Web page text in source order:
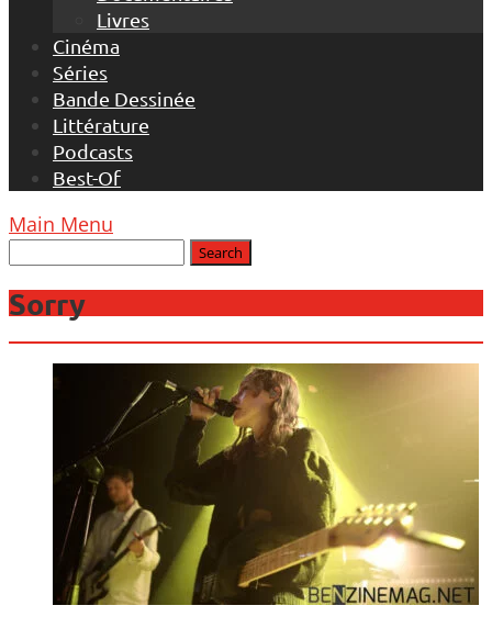
Livres
Cinéma
Séries
Bande Dessinée
Littérature
Podcasts
Best-Of
Main Menu
Sorry